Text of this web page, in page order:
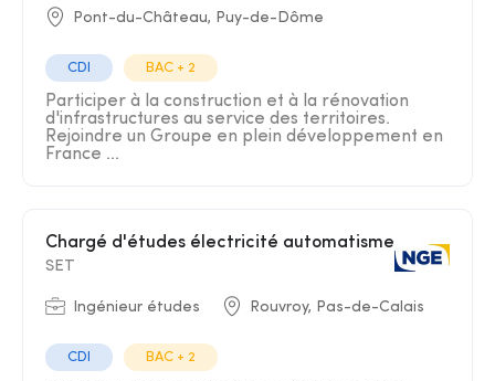
Pont-du-Château, Puy-de-Dôme
CDI BAC + 2
Participer à la construction et à la rénovation
d'infrastructures au service des territoires.
Rejoindre un Groupe en plein développement en
France ...
Chargé d'études électricité automatisme
SET
Ingénieur études Rouvroy, Pas-de-Calais
CDI BAC + 2